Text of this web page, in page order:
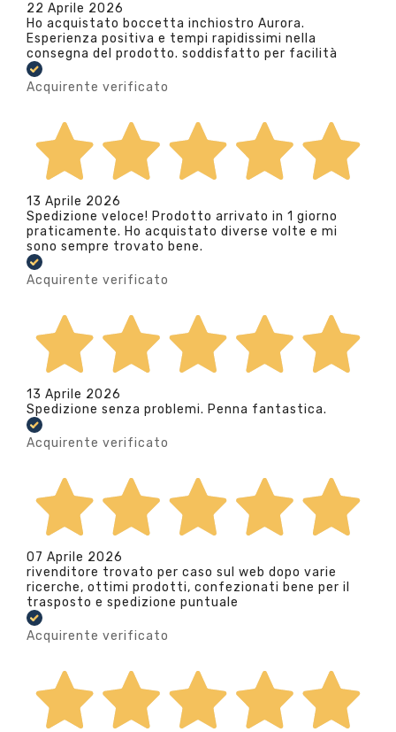
22 Aprile 2026
Ho acquistato boccetta inchiostro Aurora.
Esperienza positiva e tempi rapidissimi nella
consegna del prodotto. soddisfatto per facilità
Acquirente verificato
13 Aprile 2026
Spedizione veloce! Prodotto arrivato in 1 giorno
praticamente. Ho acquistato diverse volte e mi
sono sempre trovato bene.
Acquirente verificato
13 Aprile 2026
Spedizione senza problemi. Penna fantastica.
Acquirente verificato
07 Aprile 2026
rivenditore trovato per caso sul web dopo varie
ricerche, ottimi prodotti, confezionati bene per il
trasposto e spedizione puntuale
Acquirente verificato